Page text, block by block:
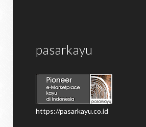
pasarkayu
https://pasarkayu.co.id